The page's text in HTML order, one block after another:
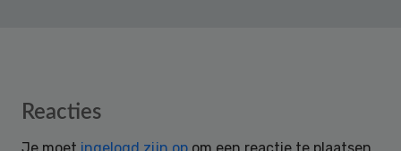
Reader
Reacties
Je moet ingelogd zijn op om een reactie te plaatsen.